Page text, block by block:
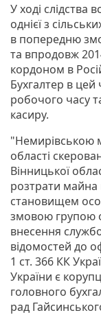
У ході слідства
однієї з
в попередню
та впродовж
кордоном в
Бухгалтер в цей
робочого часу
касиру.
"Немирівською
області
Вінницької
розтрати
становищем
змовою групою
внесення
відомостей до
1 ст. 366 КК
України є
головного
рад